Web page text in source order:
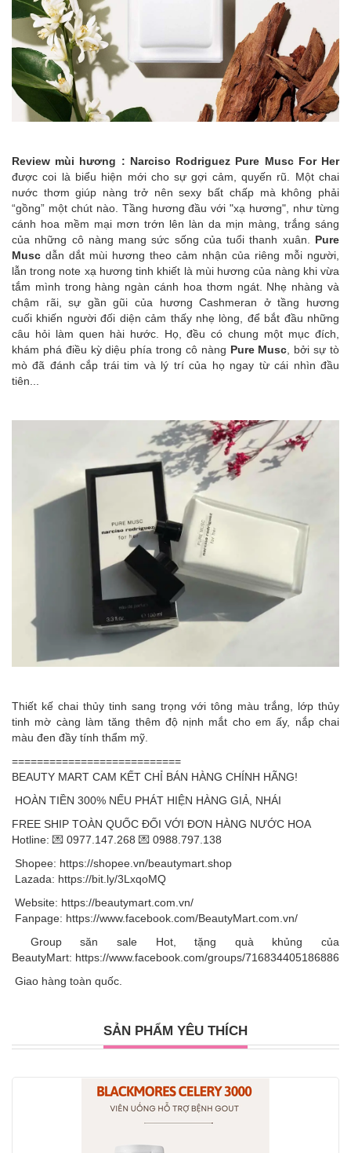
Review mùi hương : Narciso Rodriguez Pure Musc For Her
được coi là biểu hiện mới cho sự gợi cảm, quyến rũ. Một chai
nước thơm giúp nàng trở nên sexy bất chấp mà không phải
“gồng” một chút nào. Tầng hương đầu với "xạ hương", như từng
cánh hoa mềm mại mơn trớn lên làn da mịn màng, trắng sáng
của những cô nàng mang sức sống của tuổi thanh xuân. Pure
Musc dẫn dắt mùi hương theo cảm nhận của riêng mỗi người,
lẫn trong note xạ hương tinh khiết là mùi hương của nàng khi vừa
tắm mình trong hàng ngàn cánh hoa thơm ngát. Nhẹ nhàng và
chậm rãi, sự gần gũi của hương Cashmeran ở tầng hương
cuối khiến người đối diện cảm thấy nhẹ lòng, để bắt đầu những
câu hỏi làm quen hài hước. Họ, đều có chung một mục đích,
khám phá điều kỳ diệu phía trong cô nàng Pure Musc , bởi sự tò
mò đã đánh cắp trái tim và lý trí của họ ngay từ cái nhìn đầu
tiên...
Thiết kế chai thủy tinh sang trọng với tông màu trắng, lớp thủy
tinh mờ càng làm tăng thêm độ nịnh mắt cho em ấy, nắp chai
màu đen đầy tính thẩm mỹ.
===========================
BEAUTY MART CAM KẾT CHỈ BÁN HÀNG CHÍNH HÃNG!
HOÀN TIỀN 300% NẾU PHÁT HIỆN HÀNG GIẢ, NHÁI
FREE SHIP TOÀN QUỐC ĐỐI VỚI ĐƠN HÀNG NƯỚC HOA
Hotline: 💌 0977.147.268 💌 0988.797.138
Shopee: https://shopee.vn/beautymart.shop
Lazada: https://bit.ly/3LxqoMQ
Website: https://beautymart.com.vn/
Fanpage: https://www.facebook.com/BeautyMart.com.vn/
Group săn sale Hot, tặng quà khủng của
BeautyMart: https://www.facebook.com/groups/716834405186886
Giao hàng toàn quốc.
SẢN PHẨM YÊU THÍCH